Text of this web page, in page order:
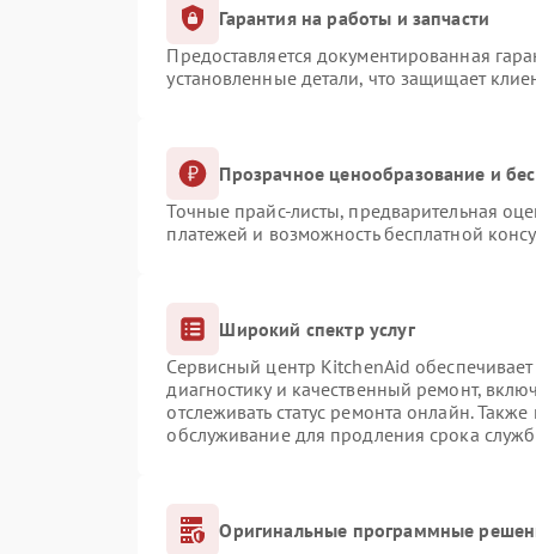
Гарантия на работы и запчасти
Предоставляется документированная
установленные детали, что защищает
Прозрачное ценообразование и
Точные прайс-листы, предварительная
платежей и возможность бесплатной
Широкий спектр услуг
Сервисный центр KitchenAid
диагностику и качественный ремонт,
отслеживать статус ремонта онлайн.
обслуживание для продления срока
Оригинальные программные